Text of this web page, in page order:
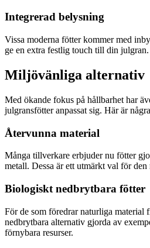
Integrerad belysning
Vissa moderna fötter kommer med
ge en extra festlig touch till din julgran.
Miljövänliga alternativ
Med ökande fokus på hållbarhet har
julgransfötter anpassat sig. Här är
Återvunna material
Många tillverkare erbjuder nu fötter
metall. Dessa är ett utmärkt val för
Biologiskt nedbrytbara fötter
För de som föredrar naturliga material
nedbrytbara alternativ gjorda av
förnybara resurser.